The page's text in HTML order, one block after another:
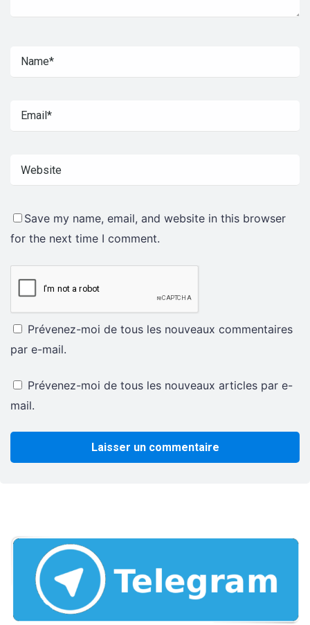
Save my name, email, and website in this browser
for the next time I comment.
Prévenez-moi de tous les nouveaux commentaires
par e-mail.
Prévenez-moi de tous les nouveaux articles par e-
mail.